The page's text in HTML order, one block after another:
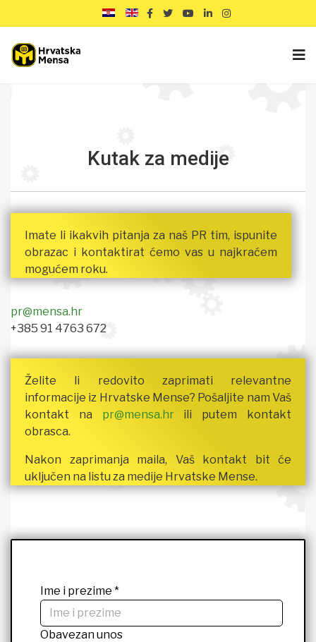
Kutak za medije
Imate li ikakvih pitanja za naš PR tim, ispunite
obrazac i kontaktirat ćemo vas u najkraćem
mogućem roku.
pr@mensa.hr
+385 91 4763 672
Želite li redovito zaprimati relevantne
informacije iz Hrvatske Mense? Pošaljite nam Vaš
kontakt na pr@mensa.hrili putem kontakt
obrasca.
Nakon zaprimanja maila, Vaš kontakt bit će
uključen na listu za medije Hrvatske Mense.
Ime i prezime *
Obavezan unos